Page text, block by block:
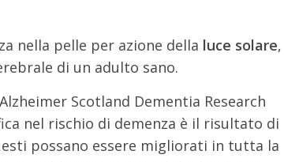
nella pelle per azione della luce solare,
di un adulto sano.
Scotland Dementia Research
nel rischio di demenza è il risultato di
possano essere migliorati in tutta la